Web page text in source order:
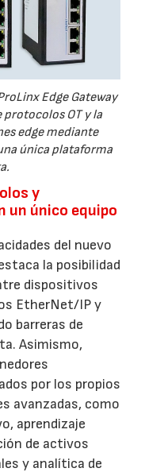
Edge Gateway
OT y la
edge mediante
única plataforma
y
un único equipo
del nuevo
la posibilidad
dispositivos
EtherNet/IP y
barreras de
Asimismo,
por los propios
avanzadas, como
aprendizaje
de activos
y analítica de